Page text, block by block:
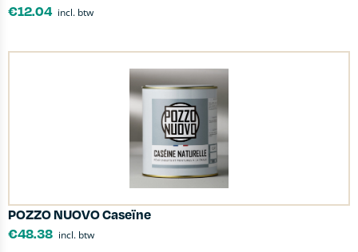
€12.04 incl. btw
POZZO NUOVO Caseïne
€48.38 incl. btw